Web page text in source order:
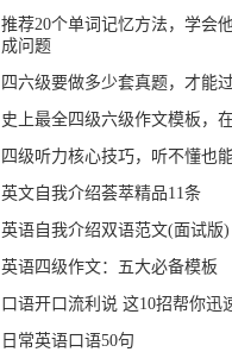
推荐20个单词记忆方法，学会
成问题
四六级要做多少套真题，才能过
史上最全四级六级作文模板，
四级听力核心技巧，听不懂也
英文自我介绍荟萃精品11条
英语自我介绍双语范文(面试版)
英语四级作文：五大必备模板
口语开口流利说 这10招帮你迅
日常英语口语50句